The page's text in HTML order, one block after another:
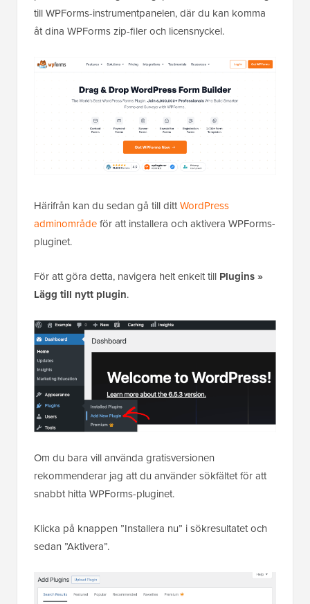
till WPForms-instrumentpanelen, där du kan komma
åt dina WPForms zip-filer och licensnyckel.
Härifrån kan du sedan gå till dittWordPress
adminområdeför att installera och aktivera WPForms-
pluginet.
För att göra detta, navigera helt enkelt till Plugins»
Lägg till nytt plugin.
Om du bara vill använda gratisversionen
rekommenderar jag att du använder sökfältet för att
snabbt hitta WPForms-pluginet.
Klicka på knappen ”Installera nu” i sökresultatet och
sedan ”Aktivera”.